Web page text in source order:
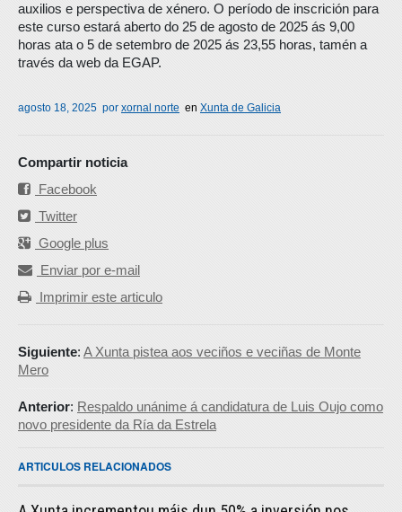
auxilios e perspectiva de xénero. O período de inscrición para
este curso estará aberto do 25 de agosto de 2025 ás 9,00
horas ata o 5 de setembro de 2025 ás 23,55 horas, tamén a
través da web da EGAP.
agosto 18, 2025 por xornal norte en Xunta de Galicia
Compartir noticia
Facebook
Twitter
Google plus
Enviar por e-mail
Imprimir este articulo
Siguiente: A Xunta pistea aos veciños e veciñas de Monte
Mero
Anterior: Respaldo unánime á candidatura de Luis Oujo como
novo presidente da Ría da Estrela
ARTICULOS RELACIONADOS